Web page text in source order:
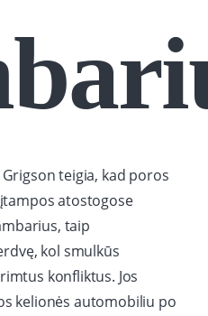
teigia, kad poros
atostogose
taip
kol smulkūs
konfliktus. Jos
kelionės automobiliu po